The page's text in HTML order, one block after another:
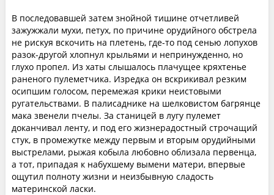
В последовавшей затем знойной тишине отчетливей
зажужжали мухи, петух, по причине орудийного обстрела
не рискуя вскочить на плетень, где-то под сенью лопухов
разок-другой хлопнул крыльями и непринужденно, но
глухо пропел. Из хаты слышалось плачущее кряхтенье
раненого пулеметчика. Изредка он вскрикивал резким
осипшим голосом, перемежая крики неистовыми
ругательствами. В палисаднике на шелковистом багрянце
мака звенели пчелы. За станицей в лугу пулемет
доканчивал ленту, и под его жизнерадостный строчащий
стук, в промежутке между первым и вторым орудийными
выстрелами, рыжая кобыла любовно облизала первенца,
а тот, припадая к набухшему вымени матери, впервые
ощутил полноту жизни и неизбывную сладость
материнской ласки.